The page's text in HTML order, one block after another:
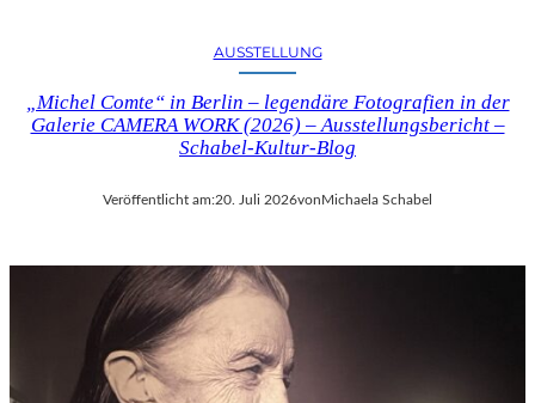
AUSSTELLUNG
„Michel Comte“ in Berlin – legendäre Fotografien in der
Galerie CAMERA WORK (2026) – Ausstellungsbericht –
Schabel-Kultur-Blog
Veröffentlicht am:20. Juli 2026von Michaela Schabel